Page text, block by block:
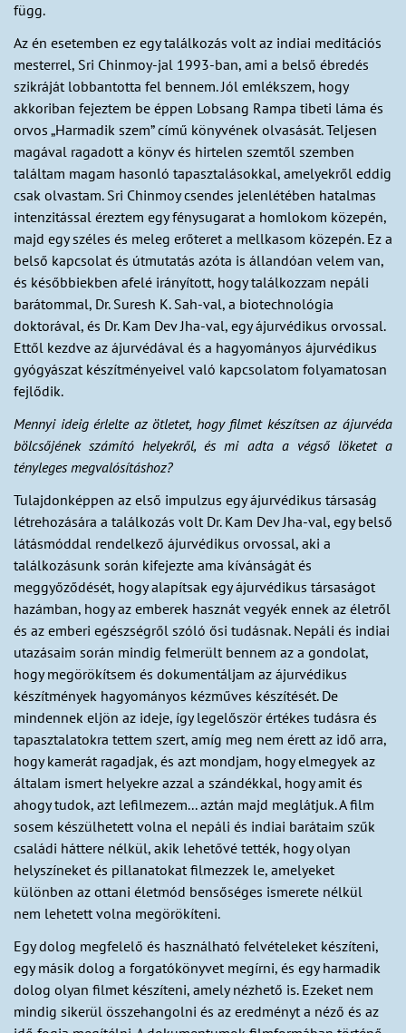
függ.
Az én esetemben ez egy találkozás volt az indiai meditációs
mesterrel, Sri Chinmoy-jal 1993-ban, ami a belső ébredés
szikráját lobbantotta fel bennem. Jól emlékszem, hogy
akkoriban fejeztem be éppen Lobsang Rampa tibeti láma és
orvos „Harmadik szem” című könyvének olvasását. Teljesen
magával ragadott a könyv és hirtelen szemtől szemben
találtam magam hasonló tapasztalásokkal, amelyekről eddig
csak olvastam. Sri Chinmoy csendes jelenlétében hatalmas
intenzitással éreztem egy fénysugarat a homlokom közepén,
majd egy széles és meleg erőteret a mellkasom közepén. Ez a
belső kapcsolat és útmutatás azóta is állandóan velem van,
és későbbiekben afelé irányított, hogy találkozzam nepáli
barátommal, Dr. Suresh K. Sah-val, a biotechnológia
doktorával, és Dr. Kam Dev Jha-val, egy ájurvédikus orvossal.
Ettől kezdve az ájurvédával és a hagyományos ájurvédikus
gyógyászat készítményeivel való kapcsolatom folyamatosan
fejlődik.
Mennyi ideig érlelte az ötletet, hogy filmet készítsen az ájurvéda
bölcsőjének számító helyekről, és mi adta a végső löketet a
tényleges megvalósításhoz?
Tulajdonképpen az első impulzus egy ájurvédikus társaság
létrehozására a találkozás volt Dr. Kam Dev Jha-val, egy belső
látásmóddal rendelkező ájurvédikus orvossal, aki a
találkozásunk során kifejezte ama kívánságát és
meggyőződését, hogy alapítsak egy ájurvédikus társaságot
hazámban, hogy az emberek hasznát vegyék ennek az életről
és az emberi egészségről szóló ősi tudásnak. Nepáli és indiai
utazásaim során mindig felmerült bennem az a gondolat,
hogy megörökítsem és dokumentáljam az ájurvédikus
készítmények hagyományos kézműves készítését. De
mindennek eljön az ideje, így legelőször értékes tudásra és
tapasztalatokra tettem szert, amíg meg nem érett az idő arra,
hogy kamerát ragadjak, és azt mondjam, hogy elmegyek az
általam ismert helyekre azzal a szándékkal, hogy amit és
ahogy tudok, azt lefilmezem... aztán majd meglátjuk. A film
sosem készülhetett volna el nepáli és indiai barátaim szűk
családi háttere nélkül, akik lehetővé tették, hogy olyan
helyszíneket és pillanatokat filmezzek le, amelyeket
különben az ottani életmód bensőséges ismerete nélkül
nem lehetett volna megörökíteni.
Egy dolog megfelelő és használható felvételeket készíteni,
egy másik dolog a forgatókönyvet megírni, és egy harmadik
dolog olyan filmet készíteni, amely nézhető is. Ezeket nem
mindig sikerül összehangolni és az eredményt a néző és az